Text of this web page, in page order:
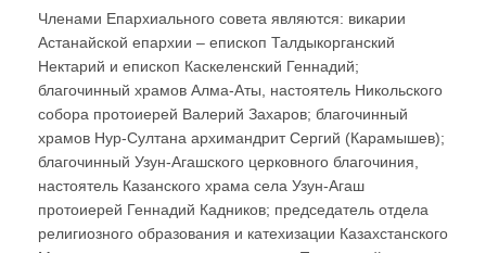
Членами Епархиального совета являются: викарии
Астанайской епархии – епископ Талдыкорганский
Нектарий и епископ Каскеленский Геннадий;
благочинный храмов Алма-Аты, настоятель Никольского
собора протоиерей Валерий Захаров; благочинный
храмов Нур-Султана архимандрит Сергий (Карамышев);
благочинный Узун-Агашского церковного благочиния,
настоятель Казанского храма села Узун-Агаш
протоиерей Геннадий Кадников; председатель отдела
религиозного образования и катехизации Казахстанского